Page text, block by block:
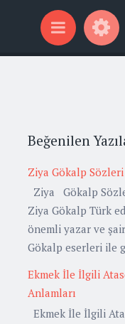
Menu
Beğenilen
Ziya Gökalp Sözleri
Ziya Gökalp
Ziya Gökalp Türk
önemli yazar ve
Gökalp eserleri ile
Ekmek İle İlgili
Anlamları
Ekmek İle İlgili